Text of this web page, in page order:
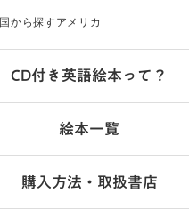
国から探すアメリカ
CD付き英語絵本って？
絵本一覧
購入方法・取扱書店